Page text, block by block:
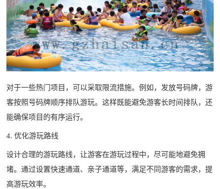
对于一些热门项目，可以采取限流措施。例如，发放号码牌，游
客按照号码牌顺序排队游玩。这样既能避免游客长时间排队，还
能确保项目的有序运行。
4. 优化游玩路线
设计合理的游玩路线，让游客在游玩过程中，尽可能地避免拥
堵。通过设置快速通道、亲子通道等，满足不同游客的需求，提
高游玩效率。